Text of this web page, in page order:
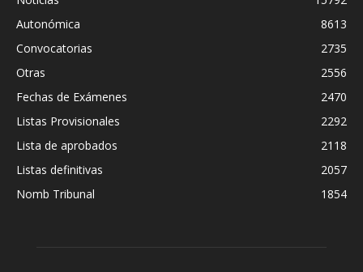
Autonómica
8613
Convocatorias
2735
Otras
2556
Fechas de Exámenes
2470
Listas Provisionales
2292
Lista de aprobados
2118
Listas definitivas
2057
Nomb Tribunal
1854